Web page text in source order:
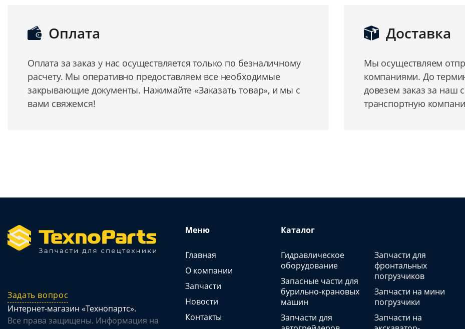
Оплата
Оплата за заказ у нас осуществляется только по безналичному
расчету. Мы оперативно предоставляем все необходимые
закрывающие документы. Нажимайте «Заказать товар», и мы с
вами свяжемся!
Доставка
Мы осуществляем
компаниями. До
довезем заказ за наш
транспортную
Задать вопрос
Интернет-магазин «Технопартс».
Все права защищены. Информация на
Меню
Главная
О компании
Запчасти
Новости
Контакты
Каталог
Гидравлическое
оборудование
Запасные части для
бурильно-крановых
машин
Запчасти для
Запчасти для
фронтальных
погрузчиков
Запчасти на мини
погрузчики
Запчасти на